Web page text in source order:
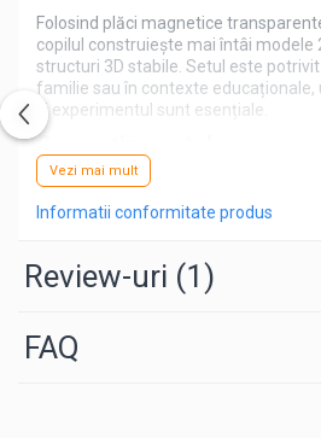
Folosind plăci magnetice
copilul construiește mai întâi modele
structuri 3D stabile. Setul este
familie sau în contexte educaționale,
și experimentul sunt esențiale.
Ce conține setul
22 pătrate transparente
12 triunghiuri mici transparente
4 pătrate goale transparente
8 garduri dreptunghiulare
Vezi mai mult
Informatii conformitate produs
Review-uri (1)
FAQ